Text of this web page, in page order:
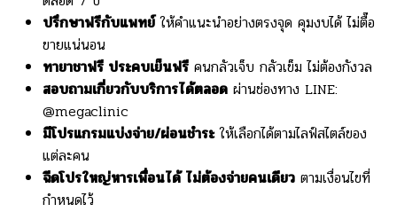
ปรึกษาฟรีกับแพทย์ให้คำแนะนำอย่างตรงจุด คุมงบได้ ไม่ตื๊อ
ขายแน่นอน
ทายาชาฟรี ประคบเย็นฟรี คนกลัวเจ็บ กลัวเข็ม ไม่ต้องกังวล
สอบถามเกี่ยวกับบริการได้ตลอด ผ่านช่องทาง LINE:
@megaclinic
มีโปรแกรมแบ่งจ่าย/ผ่อนชำระให้เลือกได้ตามไลฟ์สไตล์ของ
แต่ละคน
ฉีดโปรใหญ่หารเพื่อนได้ ไม่ต้องจ่ายคนเดียว ตามเงื่อนไขที่
กำหนดไว้